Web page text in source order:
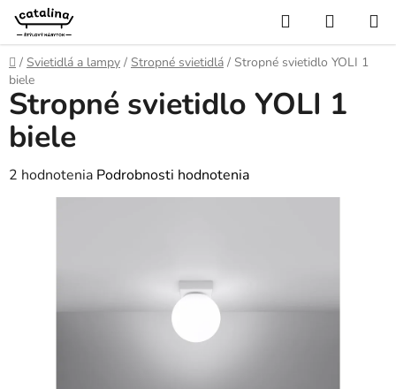
Prejsť
obsah
Hľadať
KOŠÍK
Domov
/ Svietidlá a lampy / Stropné svietidlá / Stropné svietidlo YOLI 1
biele
Stropné svietidlo YOLI 1
biele
Priemerné
hodnotenie
2 hodnotenia Podrobnosti hodnotenia